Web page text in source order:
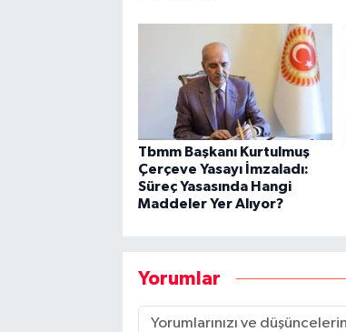
Tbmm Başkanı Kurtulmuş
Çerçeve Yasayı İmzaladı:
Süreç Yasasında Hangi
Maddeler Yer Alıyor?
Yorumlar